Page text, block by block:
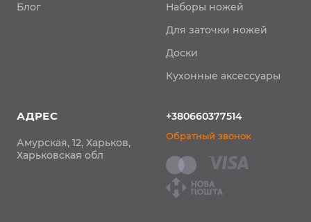
Блог
Наборы ножей
Для заточки ножей
Доски
Кухонные аксессуары
АДРЕС
Амурская, 12, Харьков,
Харьковская обл
+380660377514
Обратный звонок